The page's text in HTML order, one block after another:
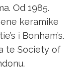
Od 1985.
keramike
i Bonham’s.
te Society of